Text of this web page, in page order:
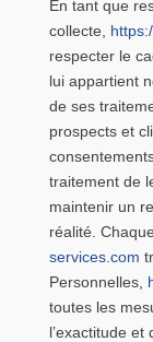
En tant que
collecte,
respecter le
lui appartient
de ses
prospects et
traitement de
maintenir un
réalité.
services.com
Personnelles,
toutes les
l’exactitude